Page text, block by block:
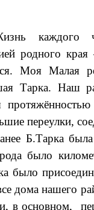
каждого
родного
Моя Малая
Тарка. Наш
переулки,
Б.Тарка
было
было
доманашего
в основном,